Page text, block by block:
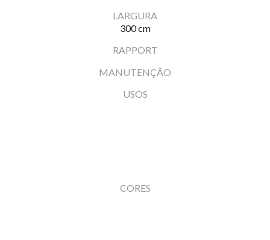
LARGURA
300 cm
RAPPORT
MANUTENÇÃO
USOS
CORES